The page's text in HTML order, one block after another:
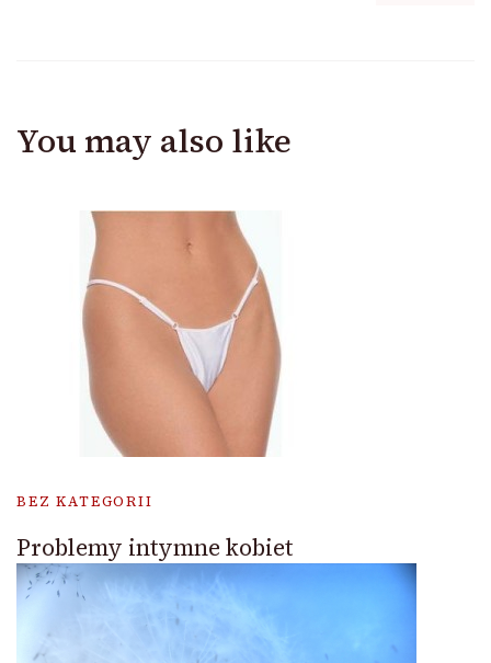
You may also like
BEZ KATEGORII
Problemy intymne kobiet